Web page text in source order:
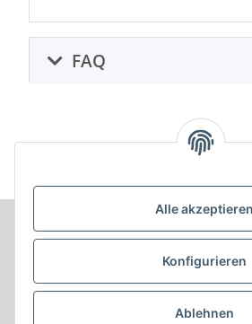
Alle akzeptieren
Konfigurieren
Ablehnen
FAQ
Informationen
Produkt Informationen